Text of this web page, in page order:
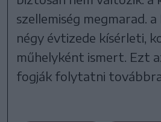
szellemiség megmarad.
négy évtizede kísérleti,
műhelyként ismert. Ezt
fogják folytatni